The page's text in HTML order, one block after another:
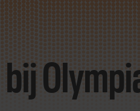
bij